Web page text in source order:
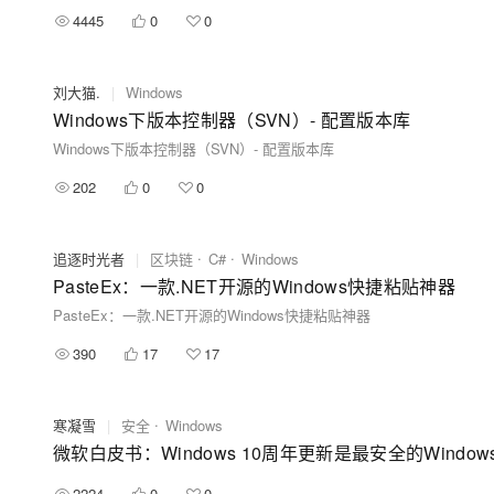
4445 0 0
刘大猫. | Windows
Windows下版本控制器（SVN）- 配置版本库
Windows下版本控制器（SVN）- 配置版本库
202
0 0
追逐时光者 | 区块链 C# Windows
PasteEx：一款.NET开源的Windows快捷粘贴神器
PasteEx：一款.NET开源的Windows快捷粘贴神器
390
17 17
寒凝雪 | 安全 Windows
微软白皮书：Windows 10周年更新是最安全的